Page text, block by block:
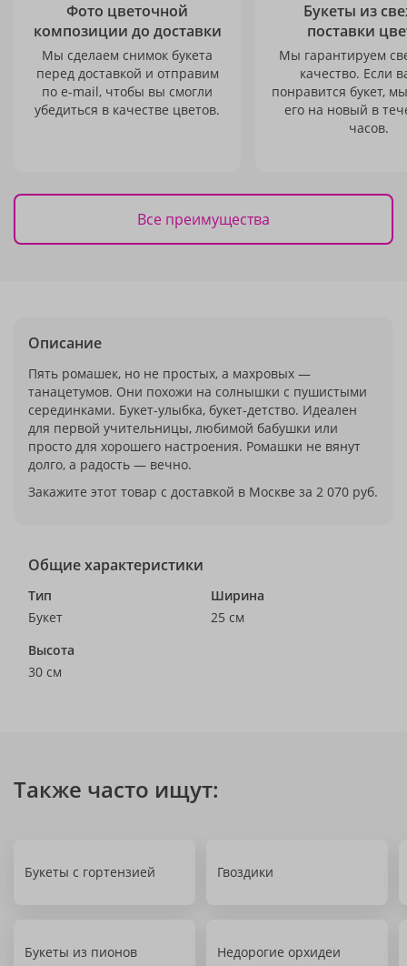
Фото цветочной
композиции до доставки
Мы сделаем снимок букета
перед доставкой и отправим
по e-mail, чтобы вы смогли
убедиться в качестве цветов.
Букеты из
поставки
Мы гарантируем
качество. Если
понравится букет,
его на новый в
часов.
Все преимущества
Описание
Пять ромашек, но не простых, а махровых —
танацетумов. Они похожи на солнышки с пушистыми
серединками. Букет-улыбка, букет-детство. Идеален
для первой учительницы, любимой бабушки или
просто для хорошего настроения. Ромашки не вянут
долго, а радость — вечно.
Закажите этот товар с доставкой в Москве за 2 070 руб.
Общие характеристики
Тип
Букет
Ширина
25 см
Высота
30 см
Также часто ищут:
Букеты с гортензией Гвоздики
Букеты из пионов Недорогие орхидеи